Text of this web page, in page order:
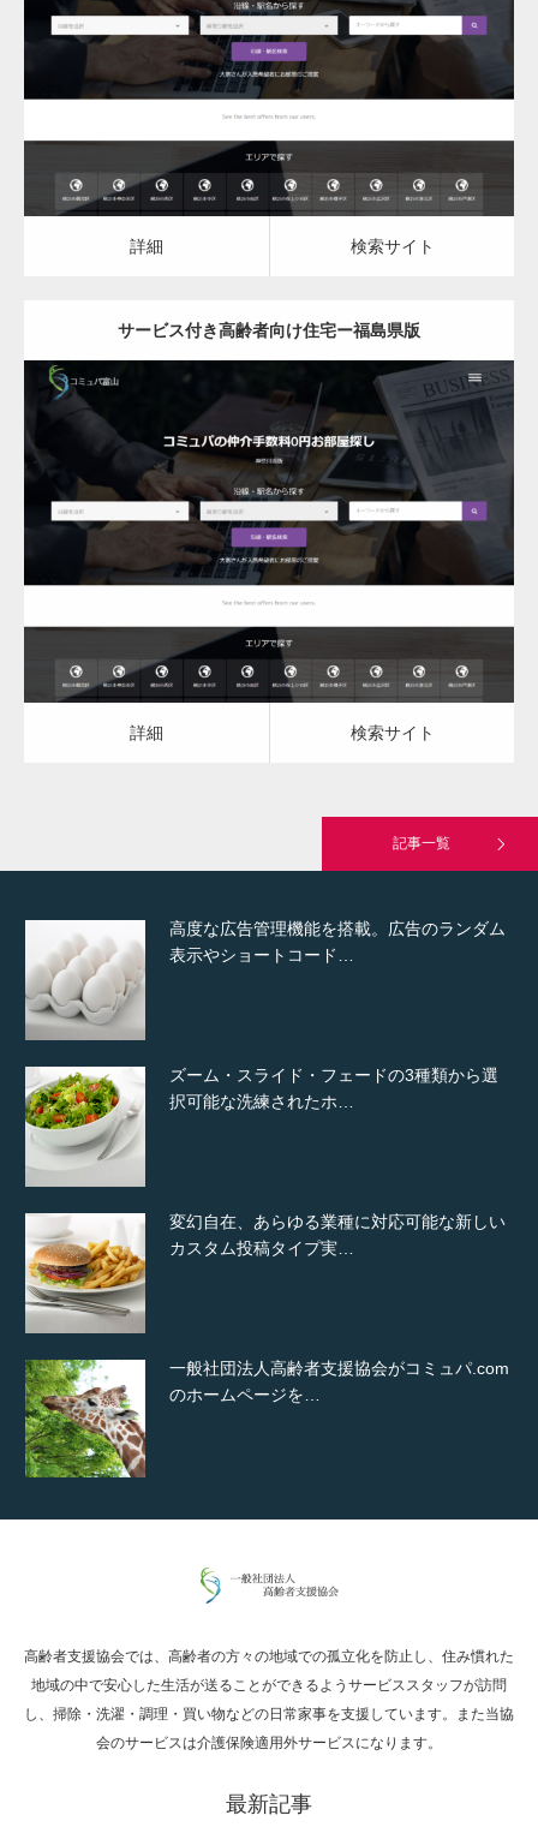
サービス付き高齢者向け住宅
詳細 検索サイト
詳細 検索サイト
サービス付き高齢者向け住宅ー福島県版
更新日： 2023.03.09
サービス付き高齢者向け住宅
詳細 検索サイト
詳細 検索サイト
記事一覧
変幻自在、あらゆる業種に対応可能な新しい
カスタム投稿タイプ実…
一般社団法人高齢者支援協会がコミュパ.com
通常投稿
Hello world!
高度な広告管理機能を搭載。広告のランダム
表示やショートコード…
ズーム・スライド・フェードの3種類から選
択可能な洗練されたホ…
変幻自在、あらゆる業種に対応可能な新しい
カスタム投稿タイプ実…
一般社団法人高齢者支援協会がコミュパ.com
のホームページを…
通常投稿
Hello world!
究極的に実用性を重視した「フッターバー」
高齢者支援協会では、高齢者の方々の地域での孤立化を防止し、住み慣れた
地域の中で安心した生活が送ることができるようサービススタッフが訪問
し、掃除・洗濯・調理・買い物などの日常家事を支援しています。また当協
会のサービスは介護保険適用外サービスになります。
最新記事